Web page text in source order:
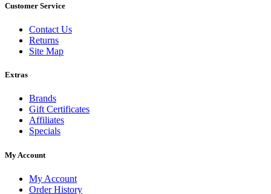
Customer Service
Contact Us
Returns
Site Map
Extras
Brands
Gift Certificates
Affiliates
Specials
My Account
My Account
Order History